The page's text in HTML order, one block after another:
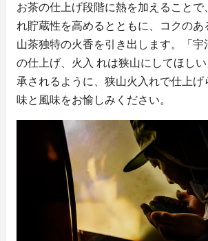
お茶の仕上げ段階に熱を加えることで
れ貯蔵性を高めるとともに、コクのあ
山茶独特の火香を引き出します。「宇
の仕上げ、火入 れは狭山にしてほし
承されるように、狭山火入れで仕上げ
味と風味をお愉しみください。